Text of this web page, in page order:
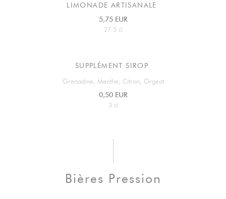
LIMONADE ARTISANALE
5,75 EUR
27.5 cl
SUPPLÉMENT SIROP
Grenadine, Menthe, Citron, Orgeat
0,50 EUR
3 cl
Bières Pression